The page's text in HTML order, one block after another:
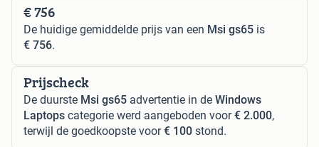
€ 756
De huidige gemiddelde prijs van een Msi gs65 is
€ 756.
Prijscheck
De duurste Msi gs65 advertentie in de Windows
Laptops categorie werd aangeboden voor€ 2.000,
terwijl de goedkoopste voor€ 100 stond.